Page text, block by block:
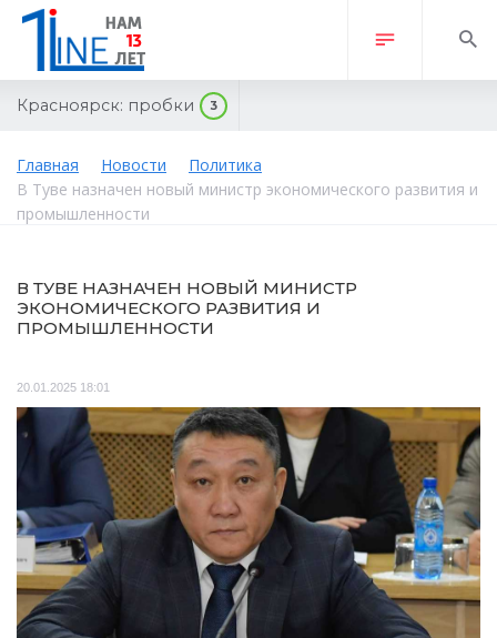
Красноярск: пробки 3
Главная Новости
Политика
В Туве назначен новый министр экономического развития и
промышленности
В ТУВЕ НАЗНАЧЕН НОВЫЙ МИНИСТР
ЭКОНОМИЧЕСКОГО РАЗВИТИЯ И
ПРОМЫШЛЕННОСТИ
20.01.2025 18:01